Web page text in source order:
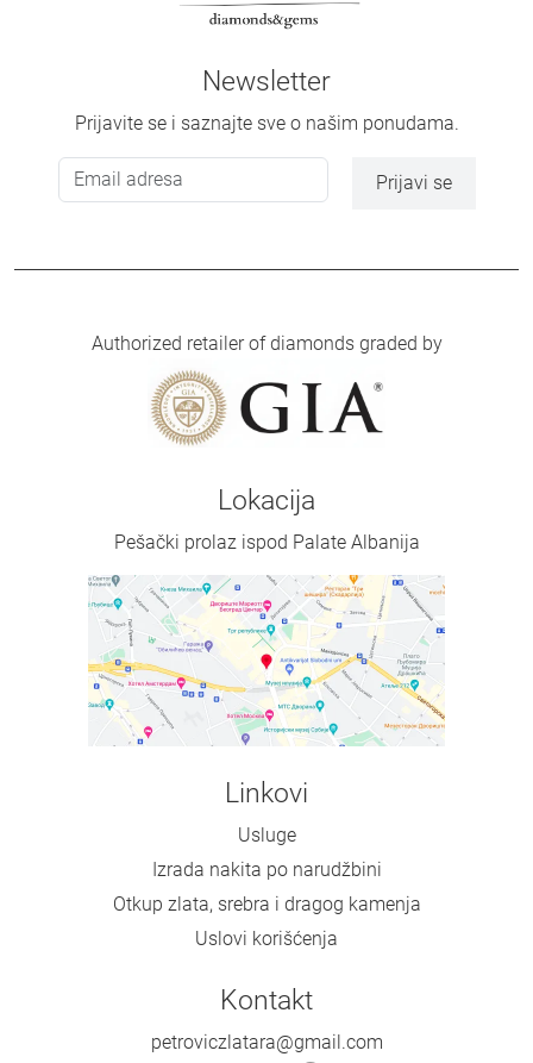
Newsletter
Prijavite se i saznajte sve o našim ponudama.
Prijavi se
Authorized retailer of diamonds graded by
Lokacija
Pešački prolaz ispod Palate Albanija
Linkovi
Usluge
Izrada nakita po narudžbini
Otkup zlata, srebra i dragog kamenja
Uslovi korišćenja
Kontakt
petroviczlatara@gmail.com